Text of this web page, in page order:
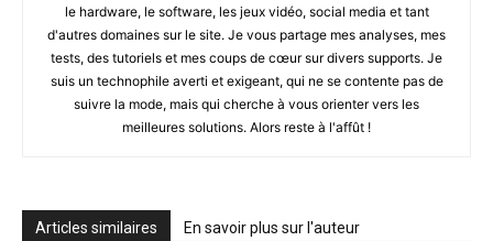
le hardware, le software, les jeux vidéo, social media et tant
d'autres domaines sur le site. Je vous partage mes analyses, mes
tests, des tutoriels et mes coups de cœur sur divers supports. Je
suis un technophile averti et exigeant, qui ne se contente pas de
suivre la mode, mais qui cherche à vous orienter vers les
meilleures solutions. Alors reste à l'affût !
Articles similaires En savoir plus sur l'auteur